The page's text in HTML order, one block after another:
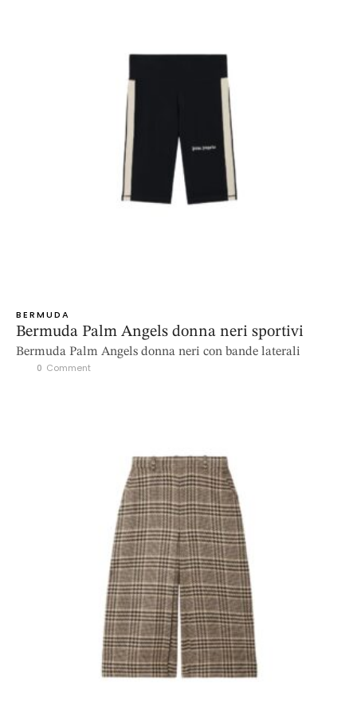
BERMUDA
Bermuda Palm Angels donna neri sportivi
Bermuda Palm Angels donna neri con bande laterali
0 Comment